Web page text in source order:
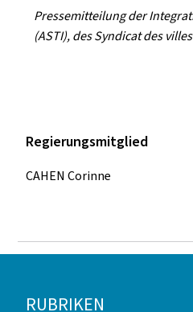
Pressemitteilung der
(ASTI), des Syndicat des
Regierungsmitglied
CAHEN Corinne
Footer
RUBRIKEN